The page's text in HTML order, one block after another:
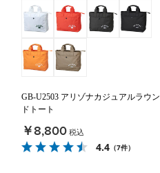
GB-U2503 アリゾナカジュアルラウン
ドトート
￥8,800税込
4.4 （7件）